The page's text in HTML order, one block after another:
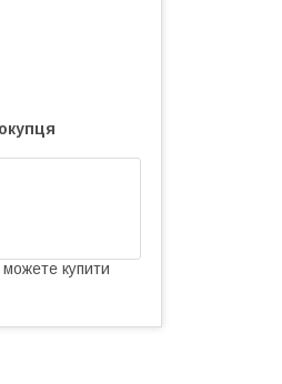
можете купити